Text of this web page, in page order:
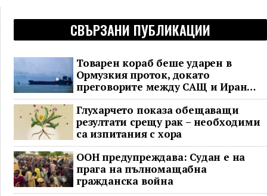
СВЪРЗАНИ ПУБЛИКАЦИИ
Товарен кораб беше ударен в
Ормузкия проток, докато
преговорите между САЩ и Иран
останаха в безизходица
Глухарчето показа обещаващи
резултати срещу рак – необходими
са изпитания с хора
ООН предупреждава: Судан е на
прага на пълномащабна
гражданска война